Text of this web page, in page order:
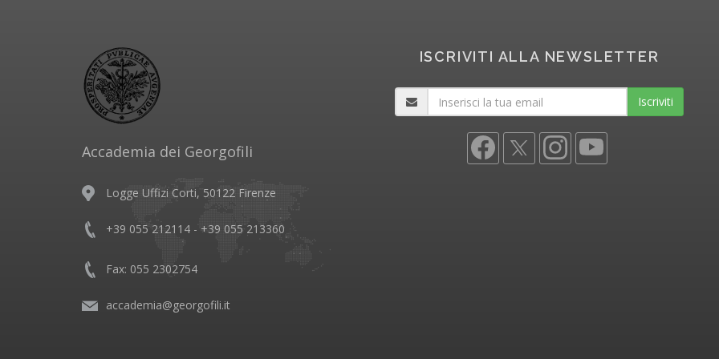
Accademia dei Georgofili
Logge Uffizi Corti, 50122 Firenze
+39 055 212114 - +39 055 213360
Fax: 055 2302754
accademia@georgofili.it
ISCRIVITI ALLA NEWSLETTER
Iscriviti